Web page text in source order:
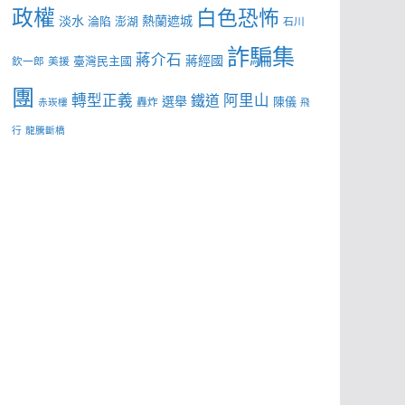
政權 淡水 淪陷 澎湖 熱蘭遮城 白色恐怖 石川
欽一郎 美援 臺灣民主國 蔣介石 蔣經國 詐騙集
團 赤崁樓 轉型正義 轟炸 選舉 鐵道 阿里山 陳儀 飛
行 龍騰斷橋